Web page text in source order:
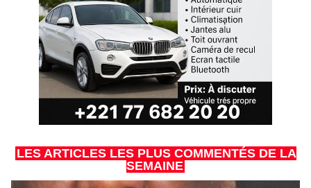
LES ARTICLES LES PLUS COMMENTÉS DE LA
SEMAINE